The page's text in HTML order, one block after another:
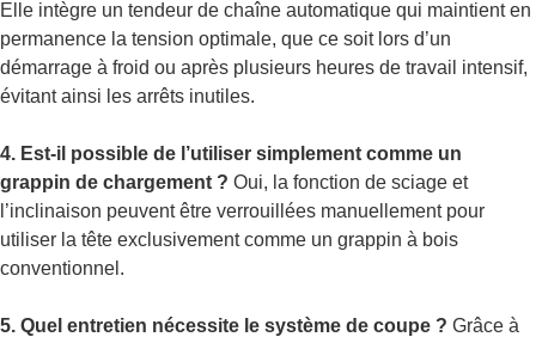
Elle intègre un tendeur de chaîne automatique qui maintient en
permanence la tension optimale, que ce soit lors d’un
démarrage à froid ou après plusieurs heures de travail intensif,
évitant ainsi les arrêts inutiles.
4. Est-il possible de l’utiliser simplement comme un
grappin de chargement ? Oui, la fonction de sciage et
l’inclinaison peuvent être verrouillées manuellement pour
utiliser la tête exclusivement comme un grappin à bois
conventionnel.
5. Quel entretien nécessite le système de coupe ? Grâce à